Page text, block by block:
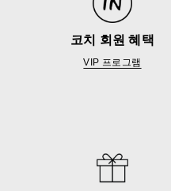
코치 회원 혜택
VIP 프로그램